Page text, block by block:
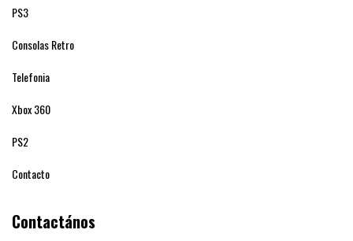
PS3
Consolas Retro
Telefonia
Xbox 360
PS2
Contacto
Contactános